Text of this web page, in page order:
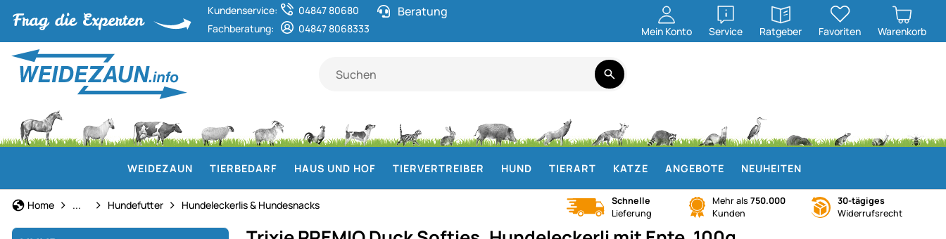
Kundenservice:
04847 80680
Fachberatung:
04847 8068333
Beratung
Mein Konto Service
öffnen
Ratgeber
öffnen
Favoriten Warenkorb
WEIDEZAUN TIERBEDARF HAUS UND HOF TIERVERTREIBER HUND TIERART KATZE ANGEBOTE NEUHEITEN
Home ... Hundefutter Hundeleckerlis & Hundesnacks
Schnelle
Lieferung
Mehr als 750.000
Kunden
30-tägiges
Widerrufsrecht